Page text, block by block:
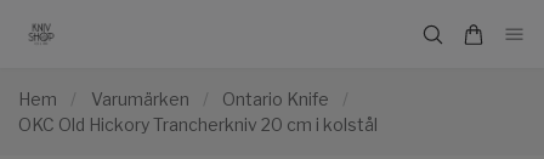
Hem / Varumärken / Ontario Knife
/
OKC Old Hickory Trancherkniv 20 cm i kolstål